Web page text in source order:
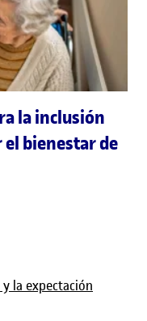
la inclusión
bienestar de
la expectación